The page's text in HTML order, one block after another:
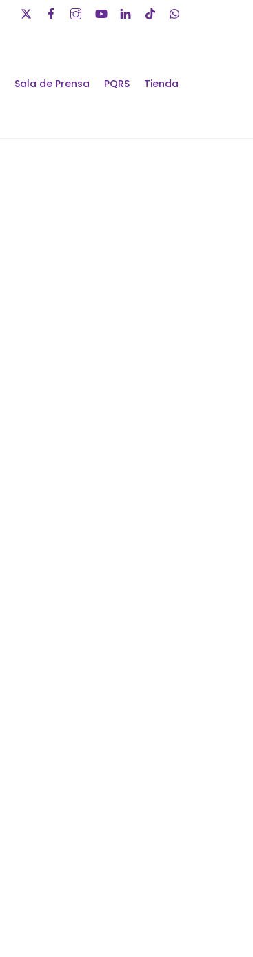
Sala de Prensa PQRS Tienda